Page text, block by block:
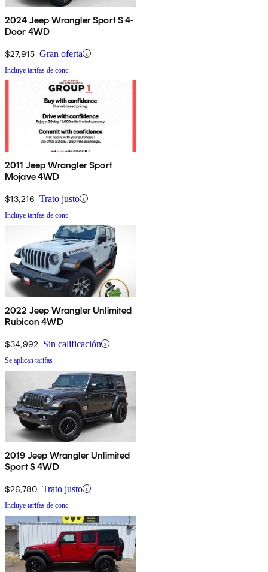
2024 Jeep Wrangler Sport S 4-
Door 4WD
$27,915 Gran oferta
Incluye tarifas de conc.
2011 Jeep Wrangler Sport
Mojave 4WD
$13,216 Trato justo
Incluye tarifas de conc.
2022 Jeep Wrangler Unlimited
Rubicon 4WD
$34,992 Sin calificación
Se aplican tarifas
2019 Jeep Wrangler Unlimited
Sport S 4WD
$26,780 Trato justo
Incluye tarifas de conc.